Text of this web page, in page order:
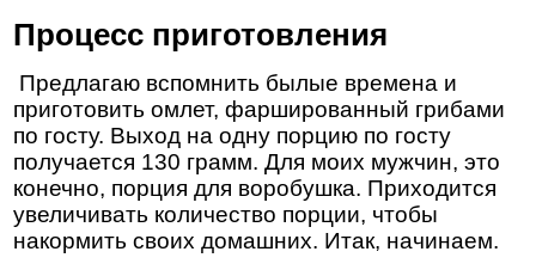
Процесс приготовления
Предлагаю вспомнить былые времена и
приготовить омлет, фаршированный грибами
по госту. Выход на одну порцию по госту
получается 130 грамм. Для моих мужчин, это
конечно, порция для воробушка. Приходится
увеличивать количество порции, чтобы
накормить своих домашних. Итак, начинаем.